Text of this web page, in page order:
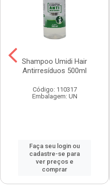
Shampoo Umidi Hair
Antirresíduos 500ml
Código: 110317
Embalagem: UN
Faça seu login ou
cadastre-se para
ver preços e
comprar